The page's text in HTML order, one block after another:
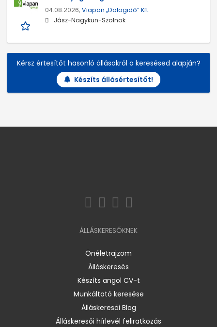
04.08.2026, Viapan „Dologidő” Kft.
Jász-Nagykun-Szolnok
Kérsz értesítőt hasonló állásokról a keresésed alapján?
Készíts állásértesítőt!
ÁLLÁSKERESŐKNEK
Önéletrajzom
Álláskeresés
Készíts angol CV-t
Munkáltató keresése
Álláskeresői Blog
Álláskeresői hírlevél feliratkozás